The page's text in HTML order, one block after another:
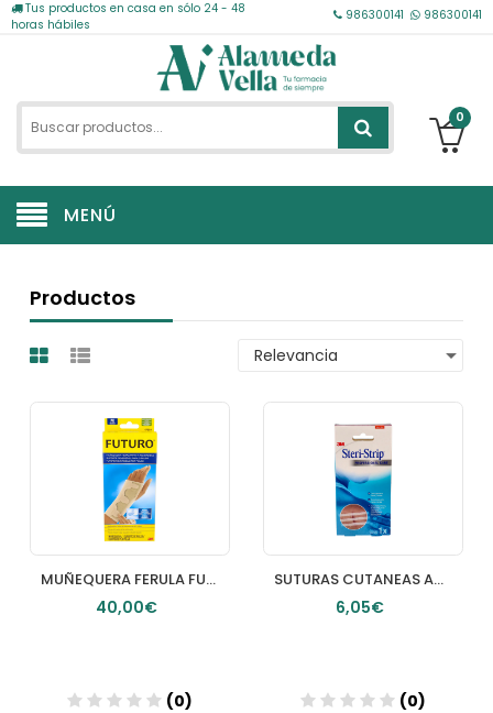
Tus productos en casa en sólo 24 - 48
horas hábiles
986300141 986300141
0
MENÚ
Productos
MUÑEQUERA FERULA FUTURO REVERSIBLE 1 UNIDAD TALLA M
40,00€
(0)
SUTURAS CUTANEAS ADHESIVAS 6 X 102 MM
6,05€
(0)